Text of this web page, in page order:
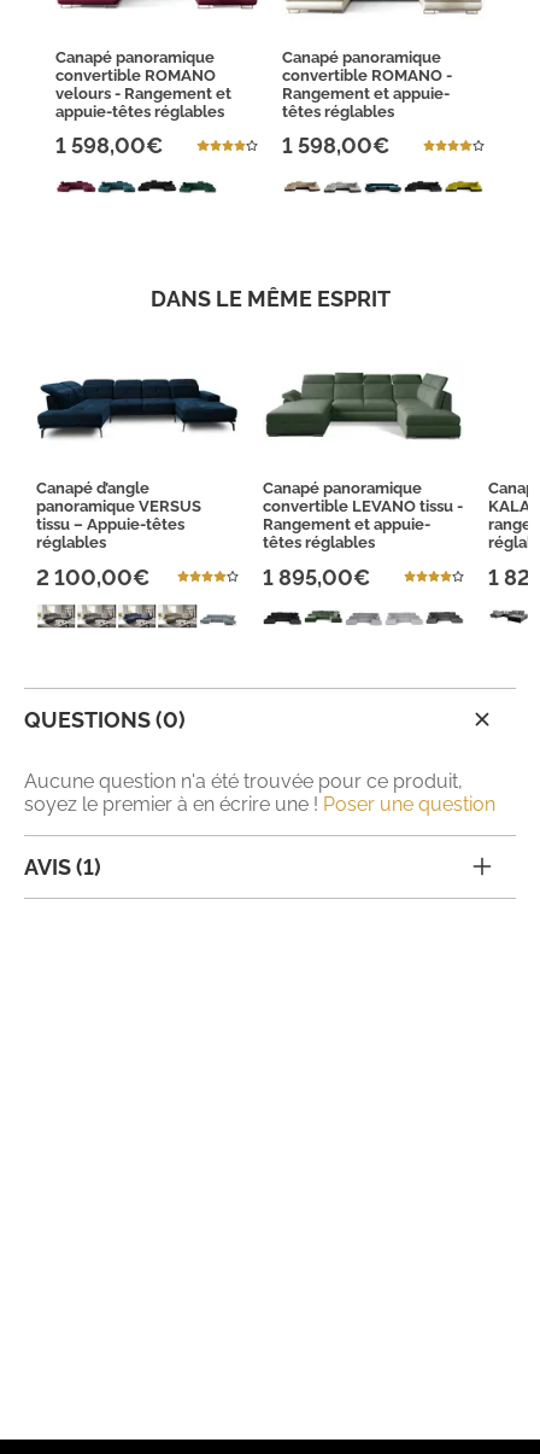
Canapé panoramique
convertible ROMANO
velours - Rangement et
appuie-têtes réglables
1 598,00€
Canapé panoramique
convertible ROMANO -
Rangement et appuie-
têtes réglables
1 598,00€
DANS LE MÊME ESPRIT
Canapé d’angle
panoramique VERSUS
tissu – Appuie-têtes
réglables
2 100,00€
Canapé panoramique
convertible LEVANO tissu -
Rangement et appuie-
têtes réglables
1 895,00€ 1
QUESTIONS (0)
Aucune question n'a été trouvée pour ce produit,
soyez le premier à en écrire une ! Poser une question
AVIS (1)